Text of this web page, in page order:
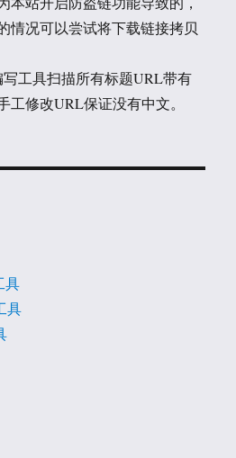
情况可以尝试将下载链接拷贝
写工具扫描所有标题URL带有
工修改URL保证没有中文。
具
具